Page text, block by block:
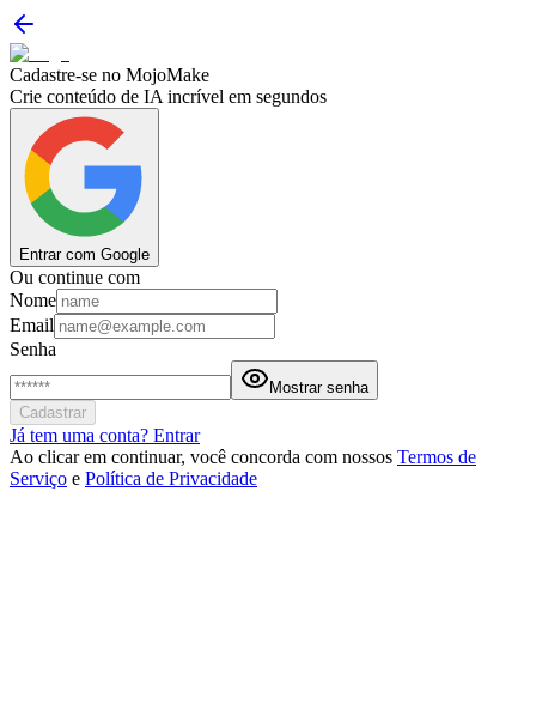
Cadastre-se no MojoMake
Crie conteúdo de IA incrível em segundos
Entrar com Google
Ou continue com
Nome
Email
Senha
Mostrar senha
Cadastrar
Já tem uma conta? Entrar
Ao clicar em continuar, você concorda com nossos Termos de
Serviço e Política de Privacidade